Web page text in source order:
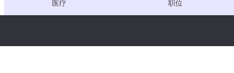
医疗
游戏
职位
隐私政策